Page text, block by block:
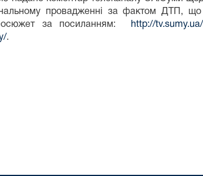
провадженні за фактом ДТП, що
за посиланням:
http://
.